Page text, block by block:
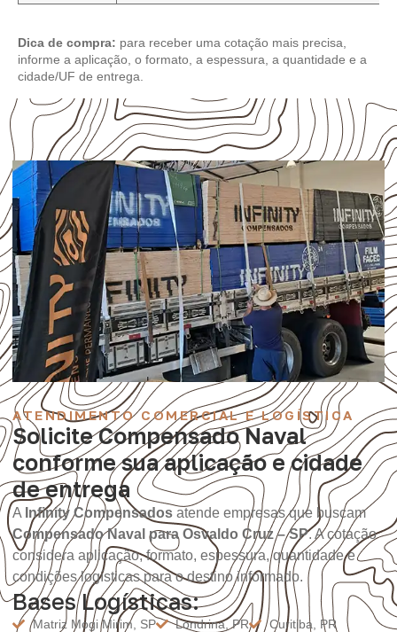
Dica de compra: para receber uma cotação mais precisa,
informe a aplicação, o formato, a espessura, a quantidade e a
cidade/UF de entrega.
ATENDIMENTO COMERCIAL E LOGÍSTICA
Solicite Compensado Naval
conforme sua aplicação e cidade
de entrega
A Infinity Compensados atende empresas que buscam
Compensado Naval para Osvaldo Cruz – SP. A cotação
considera aplicação, formato, espessura, quantidade e
condições logísticas para o destino informado.
Bases Logísticas:
Matriz Mogi Mirim, SP Londrina, PR
Curitiba, PR